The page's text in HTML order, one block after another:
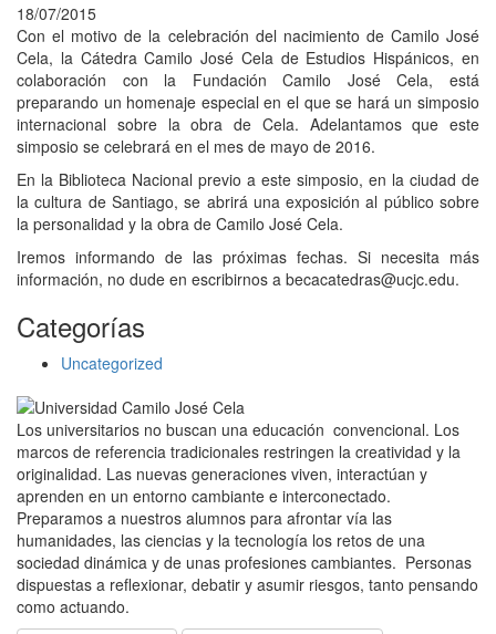
18/07/2015
Con el motivo de la celebración del nacimiento de Camilo José
Cela, la Cátedra Camilo José Cela de Estudios Hispánicos, en
colaboración con la Fundación Camilo José Cela, está
preparando un homenaje especial en el que se hará un simposio
internacional sobre la obra de Cela. Adelantamos que este
simposio se celebrará en el mes de mayo de 2016.
En la Biblioteca Nacional previo a este simposio, en la ciudad de
la cultura de Santiago, se abrirá una exposición al público sobre
la personalidad y la obra de Camilo José Cela.
Iremos informando de las próximas fechas. Si necesita más
información, no dude en escribirnos a becacatedras@ucjc.edu.
Categorías
Uncategorized
Los universitarios no buscan una educación convencional. Los
marcos de referencia tradicionales restringen la creatividad y la
originalidad. Las nuevas generaciones viven, interactúan y
aprenden en un entorno cambiante e interconectado.
Preparamos a nuestros alumnos para afrontar vía las
humanidades, las ciencias y la tecnología los retos de una
sociedad dinámica y de unas profesiones cambiantes. Personas
dispuestas a reflexionar, debatir y asumir riesgos, tanto pensando
como actuando.